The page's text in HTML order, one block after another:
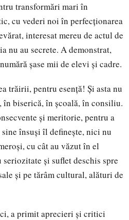
transformări mari în
cu vederi noi în perfecţionarea
interesat mereu de actul de
nu au secrete. A demonstrat,
şase mii de elevi şi cadre.
trăirii, pentru esenţă! Şi asta nu
în biserică, în şcoală, în consiliu.
şi meritorie, pentru a
însuşi îl defineşte, nici nu
cu cât au văzut în el
şi suflet deschis spre
şi pe tărâm cultural, alături de
a primit aprecieri şi critici